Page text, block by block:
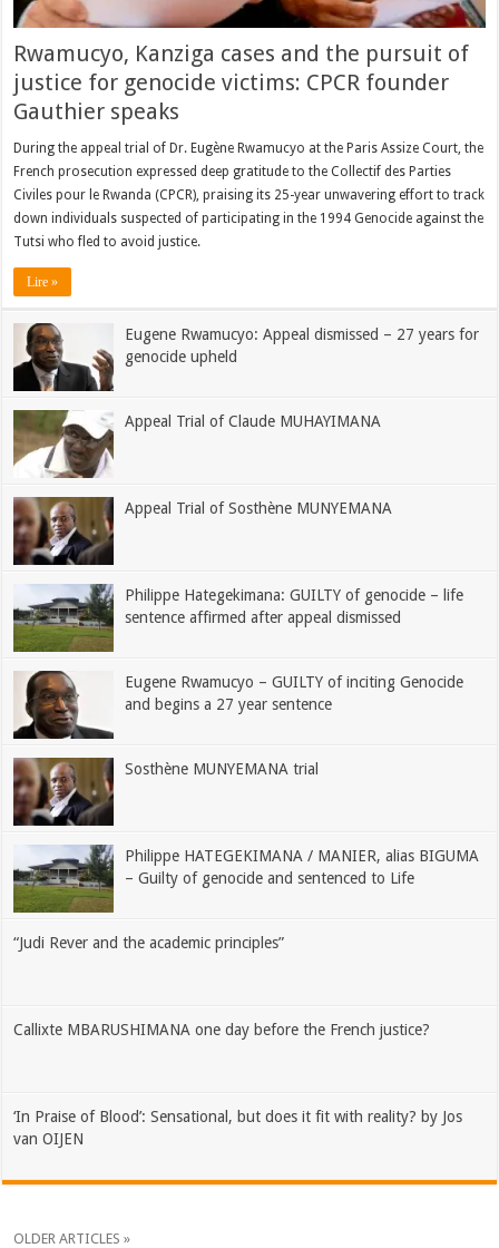
Rwamucyo, Kanziga cases and the pursuit of
justice for genocide victims: CPCR founder
Gauthier speaks
During the appeal trial of Dr. Eugène Rwamucyo at the Paris Assize Court, the
French prosecution expressed deep gratitude to the Collectif des Parties
Civiles pour le Rwanda (CPCR), praising its 25-year unwavering effort to track
down individuals suspected of participating in the 1994 Genocide against the
Tutsi who fled to avoid justice.
Lire »
Eugene Rwamucyo: Appeal dismissed – 27 years for
genocide upheld
Appeal Trial of Claude MUHAYIMANA
Appeal Trial of Sosthène MUNYEMANA
Philippe Hategekimana: GUILTY of genocide – life
sentence affirmed after appeal dismissed
Eugene Rwamucyo – GUILTY of inciting Genocide
and begins a 27 year sentence
Sosthène MUNYEMANA trial
Philippe HATEGEKIMANA / MANIER, alias BIGUMA
– Guilty of genocide and sentenced to Life
“Judi Rever and the academic principles”
Callixte MBARUSHIMANA one day before the French justice?
‘In Praise of Blood’: Sensational, but does it fit with reality? by Jos
van OIJEN
OLDER ARTICLES »